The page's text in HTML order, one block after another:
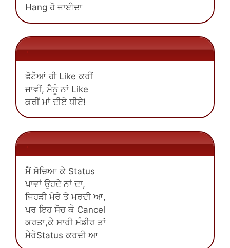
Hang ਹੋ ਜਾਈਦਾ
.
ਫੋਟੋਆਂ ਹੀ Like ਕਰੀਂ
ਜਾਵੀਂ, ਮੈਨੂੰ ਨਾਂ Like
ਕਰੀਂ ਮਾਂ ਦੀਏ ਧੀਏ!
.
ਮੈਂ ਸੋਚਿਆ ਕੇ Status
ਪਾਵਾਂ ਉਹਦੇ ਨਾਂ ਦਾ,
ਜਿਹੜੀ ਮੇਰੇ ਤੇ ਮਰਦੀ ਆ,
ਪਰ ਇਹ ਸੋਚ ਕੇ Cancel
ਕਰਤਾ,ਕੇ ਸਾਰੀ ਮੰਡੀਰ ਤਾਂ
ਮੇਰੇStatus ਕਰਦੀ ਆ